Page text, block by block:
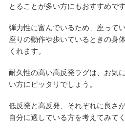
とることが多い方にもおすすめです
弾力性に富んでいるため、座って
座りの動作や歩いているときの身
くれます。
耐久性の高い高反発ラグは、お気
い方にピッタリでしょう。
低反発と高反発、それぞれに良さ
自分に適している方を考えてみて